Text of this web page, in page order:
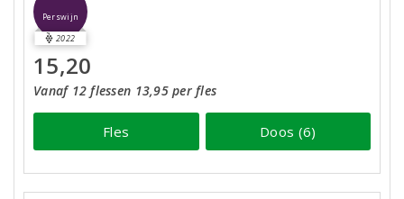
Perswijn
2022
15,20
Vanaf 12 flessen 13,95 per fles
Fles Doos (6)